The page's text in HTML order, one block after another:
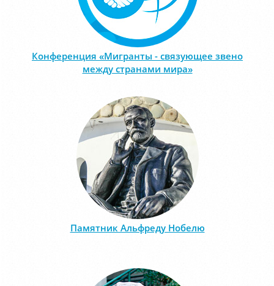
Конференция «Мигранты - связующее звено
между странами мира»
Памятник Альфреду Нобелю